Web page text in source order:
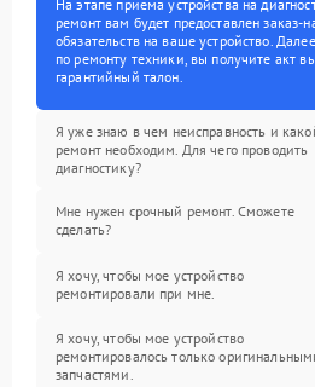
На этапе приема устройства на
ремонт вам будет предоставлен заказ-
обязательств на ваше устройство.
по ремонту техники, вы получите акт
гарантийный талон.
Я уже знаю в чем неисправность и
ремонт необходим. Для чего проводить
диагностику?
Мне нужен срочный ремонт. Сможете
сделать?
Я хочу, чтобы мое устройство
ремонтировали при мне.
Я хочу, чтобы мое устройство
ремонтировалось только
запчастями.